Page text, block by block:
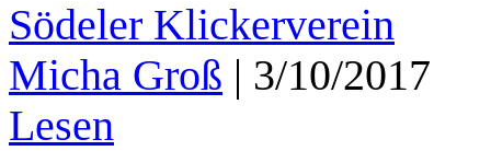
Södeler Klickerverein
Micha Groß | 3/10/2017
Lesen